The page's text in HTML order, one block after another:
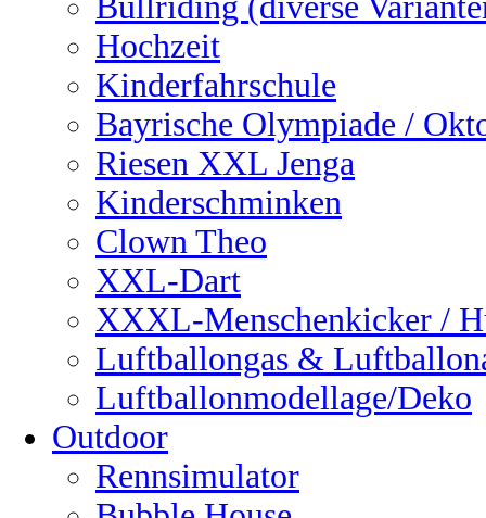
Hochzeit
Kinderfahrschule
Bayrische Olympiade /
Riesen XXL Jenga
Kinderschminken
Clown Theo
XXL-Dart
XXXL-Menschenkicker /
Luftballongas &
Luftballonmodellage/Deko
Outdoor
Rennsimulator